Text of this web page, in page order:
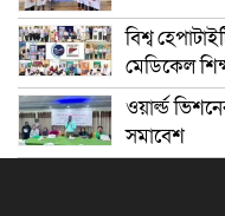
বিশ্ব
মেডিকেল
ওয়ার্ল্ড
সমাবেশ